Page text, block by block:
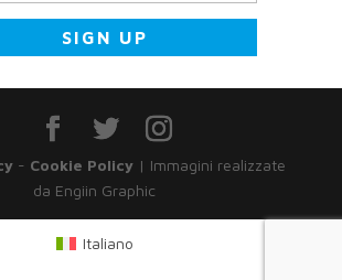
- Cookie Policy| Immagini realizzate
da Engiin Graphic
Italiano